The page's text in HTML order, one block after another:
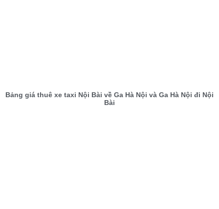
Bảng giá thuê xe taxi Nội Bài về Ga Hà Nội và Ga Hà Nội đi Nội
Bài